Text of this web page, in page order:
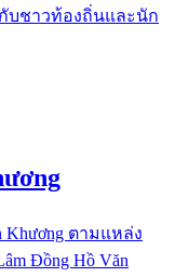
บชาวท้องถิ่นและนัก
Khương ตามแหล่ง
Đồng Hồ Văn